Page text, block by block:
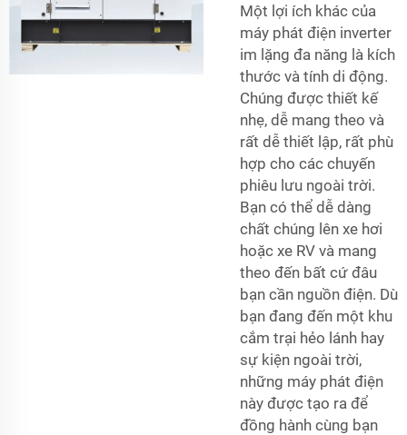
Một lợi ích khác của
máy phát điện inverter
im lặng đa năng là kích
thước và tính di động.
Chúng được thiết kế
nhẹ, dễ mang theo và
rất dễ thiết lập, rất phù
hợp cho các chuyến
phiêu lưu ngoài trời.
Bạn có thể dễ dàng
chất chúng lên xe hơi
hoặc xe RV và mang
theo đến bất cứ đâu
bạn cần nguồn điện. Dù
bạn đang đến một khu
cắm trại hẻo lánh hay
sự kiện ngoài trời,
những máy phát điện
này được tạo ra để
đồng hành cùng bạn